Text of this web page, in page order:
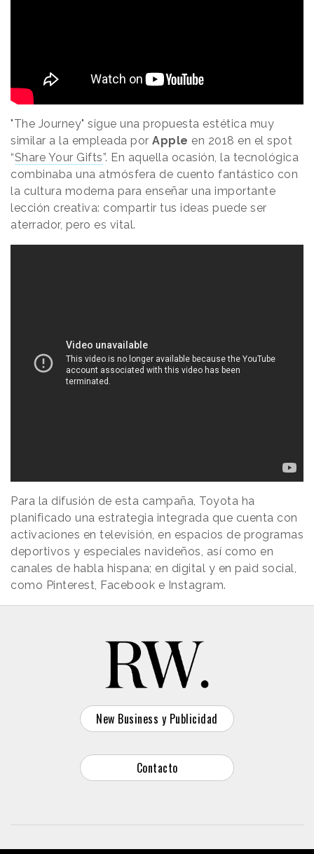
"The Journey" sigue una propuesta estética muy
similar a la empleada por Apple en 2018 en el spot
“Share Your Gifts”. En aquella ocasión, la tecnológica
combinaba una atmósfera de cuento fantástico con
la cultura moderna para enseñar una importante
lección creativa: compartir tus ideas puede ser
aterrador, pero es vital.
Para la difusión de esta campaña, Toyota ha
planificado una estrategia integrada que cuenta con
activaciones en televisión, en espacios de programas
deportivos y especiales navideños, así como en
canales de habla hispana; en digital y en paid social,
como Pinterest, Facebook e Instagram.
New Business y Publicidad
Contacto